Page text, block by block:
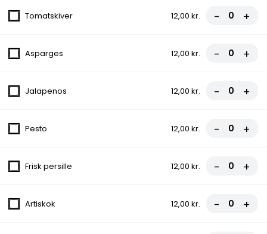
Burger Menu
Sylt. agurker, Iceberg salat, Rødløg, Tomat,
fra 109,00 kr.
FROKOST - Pizza med vælgfrit
en topping
75,00 kr.
FROKOST - Grillet Hakket Bøf (300gr)
Tomatskiver 12,00 kr. - +
Asparges 12,00 kr. - +
Jalapenos 12,00 kr. - +
Pesto 12,00 kr. - +
Frisk persille 12,00 kr. - +
Artiskok 12,00 kr. - +